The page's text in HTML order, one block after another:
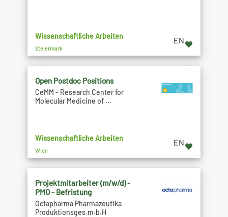
Wissenschaftliche Arbeiten
Steiermark
EN
Open Postdoc Positions
CeMM - Research Center for
Molecular Medicine of ...
Wissenschaftliche Arbeiten
Wien
EN
Projektmitarbeiter (m/w/d) -
PMO - Befristung
Octapharma Pharmazeutika
Produktionsges.m.b.H